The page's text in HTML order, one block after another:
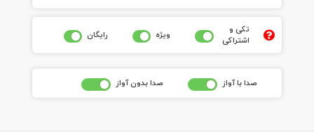
تکی و
اشتراکی
ويژه رايگان
صدا با آواز صدا بدون آواز